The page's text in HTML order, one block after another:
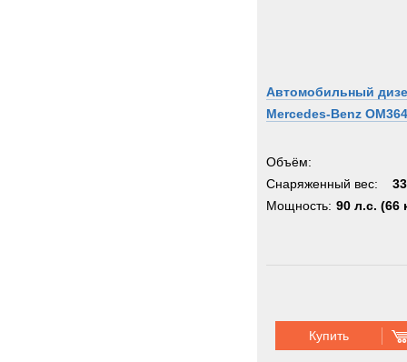
Автомобильный
Mercedes-Benz
Объём:
Снаряженный вес:
Мощность: 90 л.с. (66
Купить